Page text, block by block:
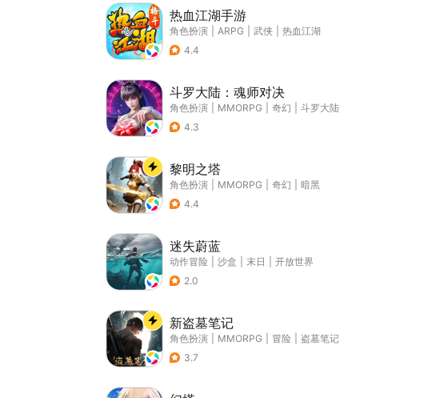
热血江湖手游
角色扮演 ARPG 武侠
热血江湖
4.4
斗罗大陆：魂师对决
角色扮演 MMORPG 奇幻
斗罗大陆
4.3
黎明之塔
角色扮演 MMORPG 奇幻
暗黑
4.4
迷失蔚蓝
动作冒险 沙盒 末日
开放世界
2.0
新盗墓笔记
角色扮演 MMORPG 冒险
盗墓笔记
3.7